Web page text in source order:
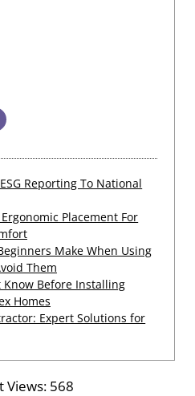
Reporting To National
Placement For
Make When Using
Them
Know Before Installing
Homes
Expert Solutions for
Views: 568